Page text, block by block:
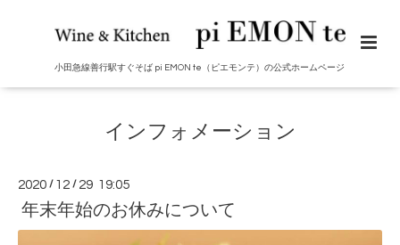
小田急線善行駅すぐそば pi EMON te（ピエモンテ）の公式ホームページ
インフォメーション
2020 / 12 / 29 19:05
年末年始のお休みについて